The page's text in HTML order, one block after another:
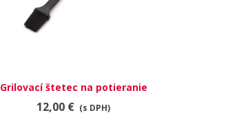
RÝCHLY NÁHĽAD
Grilovací štetec na potieranie
12,00 € (s DPH)